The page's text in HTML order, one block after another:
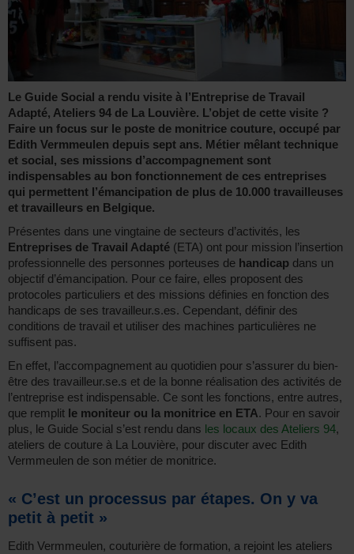
Le Guide Social a rendu visite à l’Entreprise de Travail
Adapté, Ateliers 94 de La Louvière. L’objet de cette visite ?
Faire un focus sur le poste de monitrice couture, occupé par
Edith Vermmeulen depuis sept ans. Métier mêlant technique
et social, ses missions d’accompagnement sont
indispensables au bon fonctionnement de ces entreprises
qui permettent l’émancipation de plus de 10.000 travailleuses
et travailleurs en Belgique.
Présentes dans une vingtaine de secteurs d’activités, les
Entreprises de Travail Adapté (ETA) ont pour mission l’insertion
professionnelle des personnes porteuses de handicap dans un
objectif d’émancipation. Pour ce faire, elles proposent des
protocoles particuliers et des missions définies en fonction des
handicaps de ses travailleur.s.es. Cependant, définir des
conditions de travail et utiliser des machines particulières ne
suffisent pas.
En effet, l’accompagnement au quotidien pour s’assurer du bien-
être des travailleur.se.s et de la bonne réalisation des activités de
l’entreprise est indispensable. Ce sont les fonctions, entre autres,
que remplit le moniteur ou la monitrice en ETA. Pour en savoir
plus, le Guide Social s’est rendu dans les locaux des Ateliers 94,
ateliers de couture à La Louvière, pour discuter avec Edith
Vermmeulen de son métier de monitrice.
« C’est un processus par étapes. On y va
petit à petit »
Edith Vermmeulen, couturière de formation, a rejoint les ateliers